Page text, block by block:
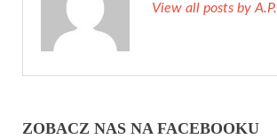
View all posts by A.P.
ZOBACZ NAS NA FACEBOOKU